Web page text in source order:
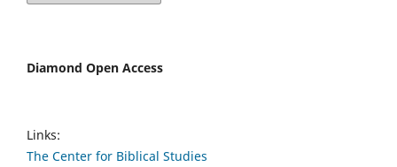
Diamond Open Access
Links:
The Center for Biblical Studies